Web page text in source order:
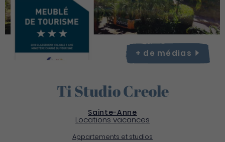
Ti Studio Creole
Sainte-Anne
Locations vacances
Appartements et studios
+ de médias